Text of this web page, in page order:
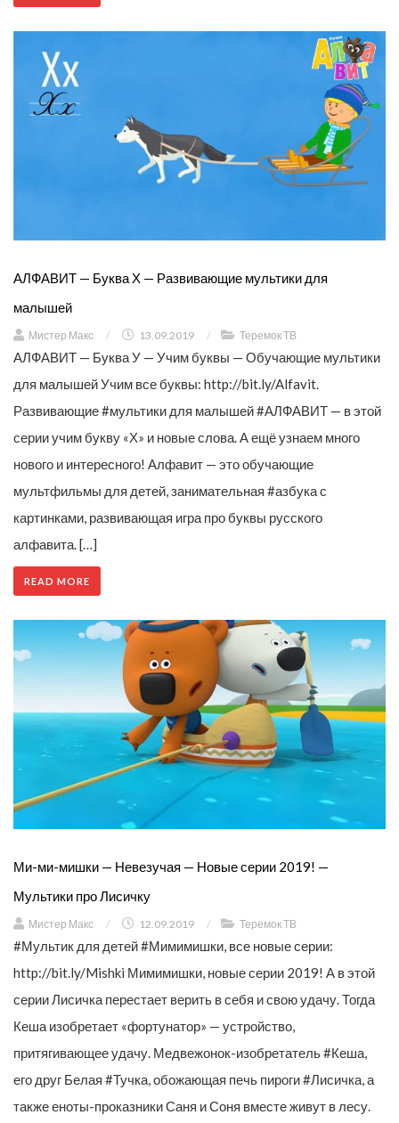
АЛФАВИТ — Буква Х — Развивающие мультики для
малышей
Мистер Макс / 13.09.2019 / Теремок ТВ
АЛФАВИТ — Буква У — Учим буквы — Обучающие мультики
для малышей Учим все буквы: http://bit.ly/Alfavit.
Развивающие #мультики для малышей #АЛФАВИТ — в этой
серии учим букву «Х» и новые слова. А ещё узнаем много
нового и интересного! Алфавит — это обучающие
мультфильмы для детей, занимательная #азбука с
картинками, развивающая игра про буквы русского
алфавита. […]
READ MORE
Ми-ми-мишки — Невезучая — Новые серии 2019! —
Мультики про Лисичку
Мистер Макс / 12.09.2019 / Теремок ТВ
#Мультик для детей #Мимимишки, все новые серии:
http://bit.ly/Mishki Мимимишки, новые серии 2019! А в этой
серии Лисичка перестает верить в себя и свою удачу. Тогда
Кеша изобретает «фортунатор» — устройство,
притягивающее удачу. Медвежонок-изобретатель #Кеша,
его друг Белая #Тучка, обожающая печь пироги #Лисичка, а
также еноты-проказники Саня и Соня вместе живут в лесу.